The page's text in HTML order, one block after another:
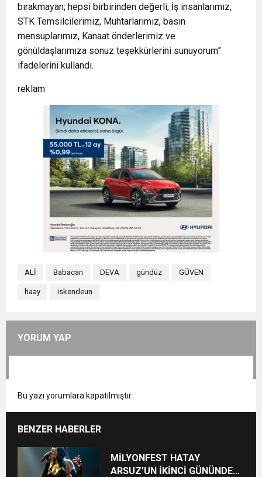
bırakmayan; hepsi birbirinden değerli, İş insanlarımız,
STK Temsilcilerimiz, Muhtarlarımız, basın
mensuplarımız, Kanaat önderlerimiz ve
gönüldaşlarımıza sonuz teşekkürlerini sunuyorum”
ifadelerini kullandı.
reklam
ALİ Babacan DEVA gündüz GÜVEN
haay iskendeun
YORUM YAP
Bu yazı yorumlara kapatılmıştır.
BENZER HABERLER
MİLYONFEST HATAY
ARSUZ’UN İKİNCİ GÜNÜNDE